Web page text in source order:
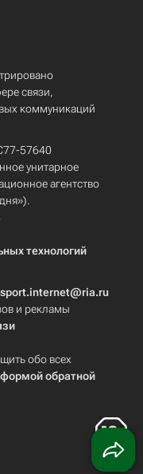
связи,
коммуникаций
57640
унитарное
агентство
технологий
и рекламы
обо всех
формой обратной